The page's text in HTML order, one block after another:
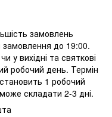
замовлень
до 19:00.
у вихідні та святкові
робочий день. Термін
1 робочий
складати 2-3 дні.